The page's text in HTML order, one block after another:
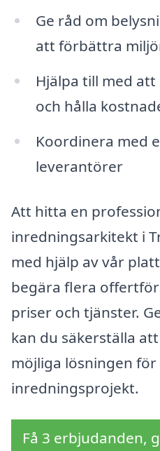
Ge råd om
att förbättra
Hjälpa till med
och hålla
Koordinera med
leverantörer
Att hitta en
inredningsarkitekt i
med hjälp av vår
begära flera
priser och tjänster.
kan du säkerställa
möjliga lösningen
inredningsprojekt.
Få 3 erbjudanden,